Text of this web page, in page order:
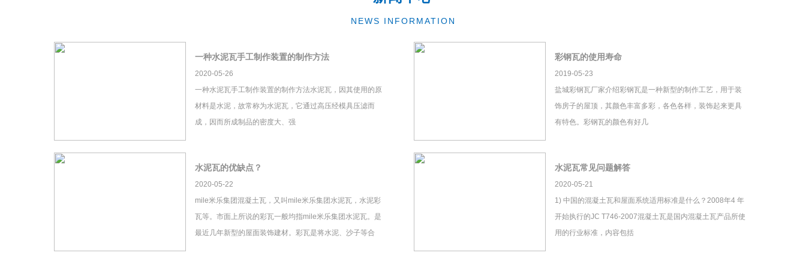
NEWS INFORMATION
一种水泥瓦手工制作装置的制作方法
2020-05-26
一种水泥瓦手工制作装置的制作方法水泥瓦，因其使用的原
材料是水泥，故常称为水泥瓦，它通过高压经模具压滤而
成，因而所成制品的密度大、强
彩钢瓦的使用寿命
2019-05-23
盐城彩钢瓦厂家介绍彩钢瓦是一种新型的制作工艺，用于装
饰房子的屋顶，其颜色丰富多彩，各色各样，装饰起来更具
有特色。彩钢瓦的颜色有好几
水泥瓦的优缺点？
2020-05-22
mile米乐集团混凝土瓦，又叫mile米乐集团水泥瓦，水泥彩
瓦等。市面上所说的彩瓦一般均指mile米乐集团水泥瓦。是
最近几年新型的屋面装饰建材。彩瓦是将水泥、沙子等合
水泥瓦常见问题解答
2020-05-21
1) 中国的混凝土瓦和屋面系统适用标准是什么？2008年4 年
开始执行的JC T746-2007混凝土瓦是国内混凝土瓦产品所使
用的行业标准，内容包括